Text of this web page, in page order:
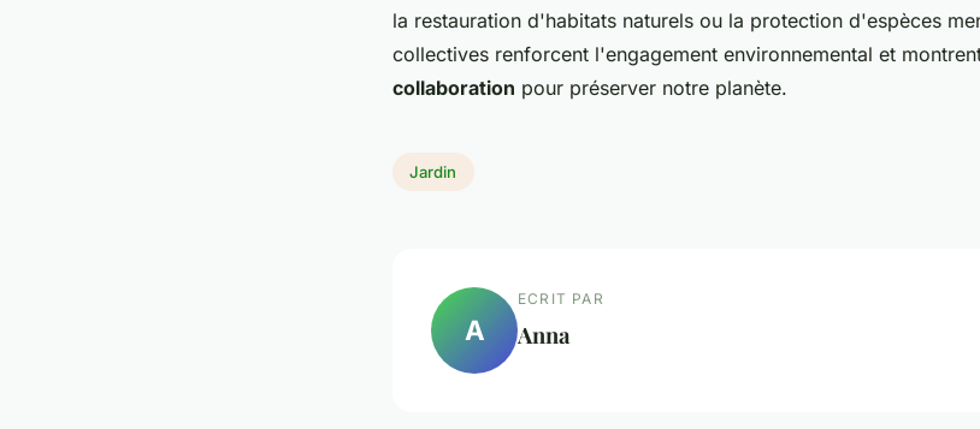
la restauration d'habitats naturels ou la protection d'espèces
collectives renforcent l'engagement environnemental et
collaboration pour préserver notre planète.
Jardin
A
ECRIT PAR
Anna